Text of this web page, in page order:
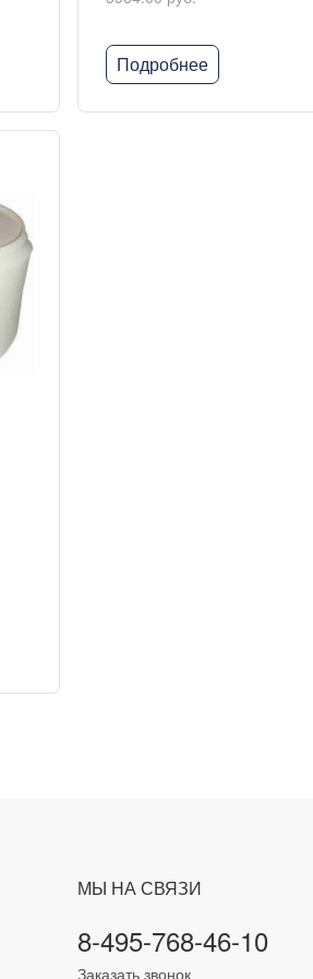
Подробнее
МЫ НА СВЯЗИ
8-495-768-46-10
Заказать звонок